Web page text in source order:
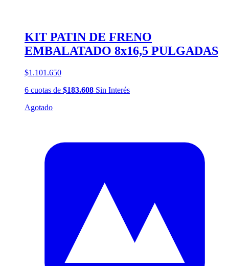
KIT PATIN DE FRENO
EMBALATADO 8x16,5 PULGADAS
$1.101.650
6 cuotas de $183.608 Sin Interés
Agotado